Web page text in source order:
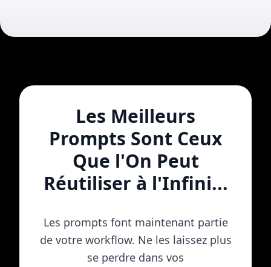
Les Meilleurs
Prompts Sont Ceux
Que l'On Peut
Réutiliser à l'Infini...
Les prompts font maintenant partie
de votre workflow. Ne les laissez plus
se perdre dans vos